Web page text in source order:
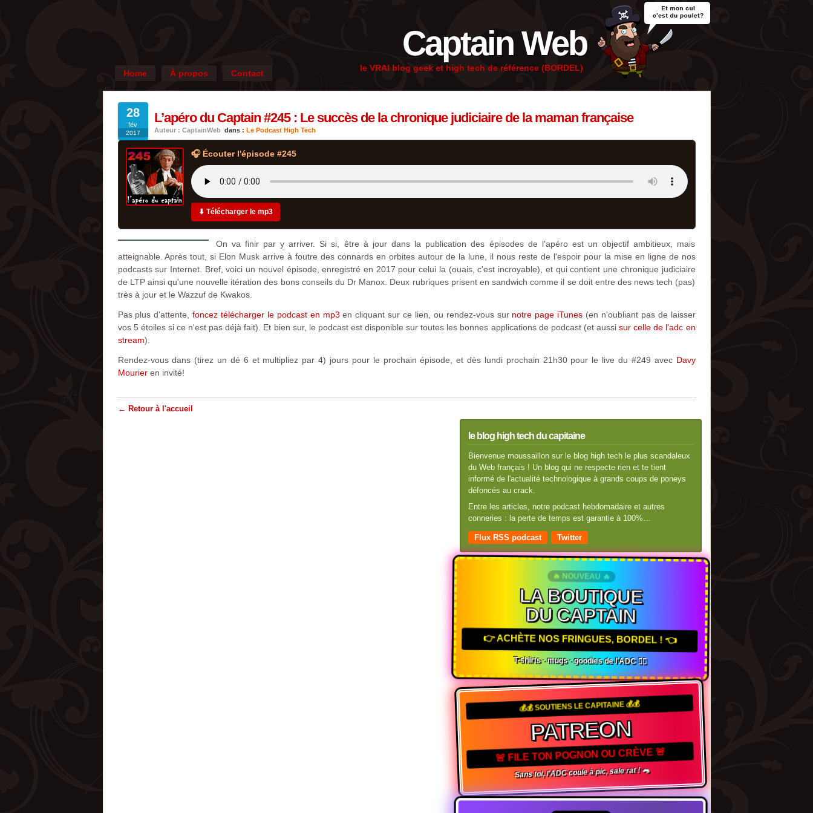
Captain Web
le VRAI blog geek et high tech de référence (BORDEL)
Home À propos Contact
28
fév
2017
L’apéro du Captain #245 : Le succès de la chronique judiciaire de la maman française
Auteur : CaptainWeb dans : Le Podcast High Tech
🎧 Écouter l'épisode #245
⬇ Télécharger le mp3
On va finir par y arriver. Si si, être à jour dans la publication des épisodes de l'apéro est un objectif ambitieux, mais
atteignable. Après tout, si Elon Musk arrive à foutre des connards en orbites autour de la lune, il nous reste de l'espoir pour la mise en ligne de nos
podcasts sur Internet. Bref, voici un nouvel épisode, enregistré en 2017 pour celui la (ouais, c'est incroyable), et qui contient une chronique judiciaire
de LTP ainsi qu'une nouvelle itération des bons conseils du Dr Manox. Deux rubriques prisent en sandwich comme il se doit entre des news tech (pas)
très à jour et le Wazzuf de Kwakos.
Pas plus d'attente,foncez télécharger le podcast en mp3 en cliquant sur ce lien, ou rendez-vous sur notre page iTunes (en n'oubliant pas de laisser
vos 5 étoiles si ce n'est pas déjà fait). Et bien sur, le podcast est disponible sur toutes les bonnes applications de podcast (et aussisur celle de l'adc en
stream).
Rendez-vous dans (tirez un dé 6 et multipliez par 4) jours pour le prochain épisode, et dès lundi prochain 21h30 pour le live du #249 avec Davy
Mourieren invité!
← Retour à l'accueil
le blog high tech du capitaine
Bienvenue moussaillon sur le blog high tech le plus scandaleux
du Web français ! Un blog qui ne respecte rien et te tient
informé de l'actualité technologique à grands coups de poneys
défoncés au crack.
Entre les articles, notre podcast hebdomadaire et autres
conneries : la perte de temps est garantie à 100%…
Flux RSS podcast Twitter
🔥 NOUVEAU 🔥
LA BOUTIQUE
DU CAPTAIN
👉 ACHÈTE NOS FRINGUES, BORDEL ! 👈
T-shirts · mugs · goodies de l'ADC 🏴‍☠️
💰💰 SOUTIENS LE CAPITAINE 💰💰
PATREON
🚨 FILE TON POGNON OU CRÈVE 🚨
Sans toi, l'ADC coule à pic, sale rat ! 🐀